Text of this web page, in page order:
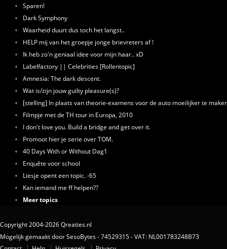
Sparen!
Dark Symphony
Waarheid duurt dus toch het langst..
HELP mij van het groepje jonge brievreters af !
Ik heb zo'n geniaal idee voor mijn haar.. xD
Labelfactory || Celebrities [Rollentopic]
Amnesia: The dark descent.
Wat is/zijn jouw guilty pleasure(s)?
[stelling] In plaats van theorie-examens voor de auto moeilijker te
Filmpje met de TH tour in Europa, 2010
I don't love you. Build a bridge and get over it.
Promoot hier je serie over TOM.
40 Days With or Without Dag1
Enquête voor school
Liesje opent een topic. -65
Kan iemand me ff helpen??
Meer topics
Copyright 2004-2026 Qreaties.nl
Mogelijk gemaakt door SesoBytes - 74529315 - VAT: NL001783248B73